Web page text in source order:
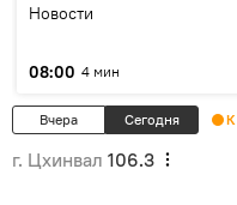
Новости
08:00 4 мин
Вчера Сегодня
г. Цхинвал 106.3